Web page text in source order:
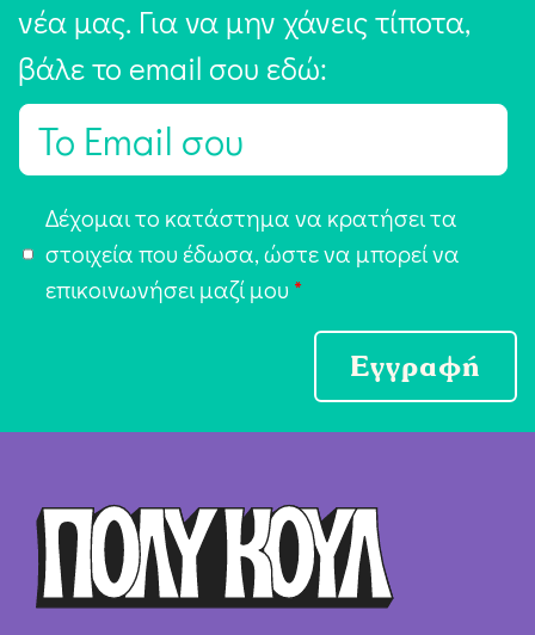
νέα μας. Για να μην χάνεις τίποτα,
βάλε το email σου εδώ:
E
π
ή
Δέχομαι το κατάστημα να κρατήσει τα
στοιχεία που έδωσα, ώστε να μπορεί να
επικοινωνήσει μαζί μου *
Εγγραφή